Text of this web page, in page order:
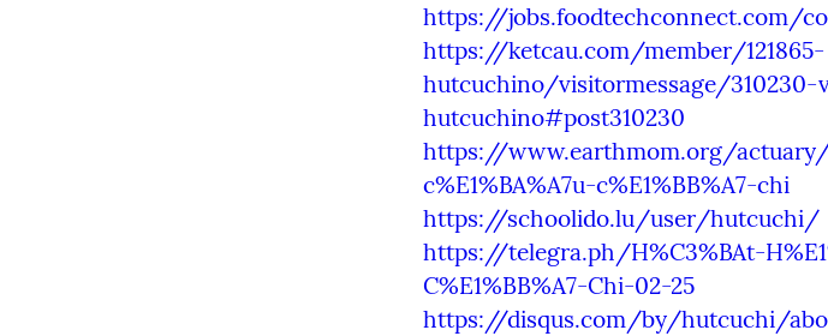
https://jobs.foodtechconnect.com/
https://ketcau.com/member/121865-
hutcuchino/visitormessage/310230-
hutcuchino#post310230
https://www.earthmom.org/actuary/
c%E1%BA%A7u-c%E1%BB%A7-chi
https://schoolido.lu/user/hutcuchi/
https://telegra.ph/H%C3%BAt-
C%E1%BB%A7-Chi-02-25
https://disqus.com/by/hutcuchi/